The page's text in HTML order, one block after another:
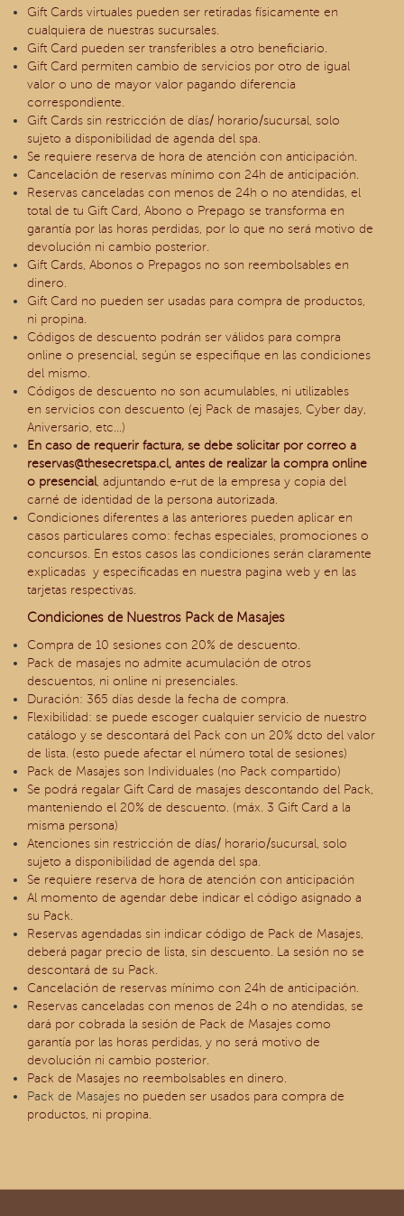
Gift Cards virtuales pueden ser retiradas físicamente en
cualquiera de nuestras sucursales.
Gift Card pueden ser transferibles a otro beneficiario.
Gift Card permiten cambio de servicios por otro de igual
valor o uno de mayor valor pagando diferencia
correspondiente.
Gift Cards sin restricción de días/ horario/sucursal, solo
sujeto a disponibilidad de agenda del spa.
Se requiere reserva de hora de atención con anticipación.
Cancelación de reservas mínimo con 24h de anticipación.
Reservas canceladas con menos de 24h o no atendidas, el
total de tu Gift Card, Abono o Prepago se transforma en
garantía por las horas perdidas, por lo que no será motivo de
devolución ni cambio posterior.
Gift Cards, Abonos o Prepagos no son reembolsables en
dinero.
Gift Card no pueden ser usadas para compra de productos,
ni propina.
Códigos de descuento podrán ser válidos para compra
online o presencial, según se especifique en las condiciones
del mismo.
Códigos de descuento no son acumulables, ni utilizables
en servicios con descuento (ej Pack de masajes, Cyber day,
Aniversario, etc…)
En caso de requerir factura, se debe solicitar por correo a
reservas@thesecretspa.cl, antes de realizar la compra online
o presencial, adjuntando e-rut de la empresa y copia del
carné de identidad de la persona autorizada.
Condiciones diferentes a las anteriores pueden aplicar en
casos particulares como: fechas especiales, promociones o
concursos. En estos casos las condiciones serán claramente
explicadas y especificadas en nuestra pagina web y en las
tarjetas respectivas.
Condiciones de Nuestros Pack de Masajes
Compra de 10 sesiones con 20% de descuento.
Pack de masajes no admite acumulación de otros
descuentos, ni online ni presenciales.
Duración: 365 días desde la fecha de compra.
Flexibilidad: se puede escoger cualquier servicio de nuestro
catálogo y se descontará del Pack con un 20% dcto del valor
de lista. (esto puede afectar el número total de sesiones)
Pack de Masajes son Individuales (no Pack compartido)
Se podrá regalar Gift Card de masajes descontando del Pack,
manteniendo el 20% de descuento. (máx. 3 Gift Card a la
misma persona)
Atenciones sin restricción de días/ horario/sucursal, solo
sujeto a disponibilidad de agenda del spa.
Se requiere reserva de hora de atención con anticipación
Al momento de agendar debe indicar el código asignado a
su Pack.
Reservas agendadas sin indicar código de Pack de Masajes,
deberá pagar precio de lista, sin descuento. La sesión no se
descontará de su Pack.
Cancelación de reservas mínimo con 24h de anticipación.
Reservas canceladas con menos de 24h o no atendidas, se
dará por cobrada la sesión de Pack de Masajes como
garantía por las horas perdidas, y no será motivo de
devolución ni cambio posterior.
Pack de Masajes no reembolsables en dinero.
Pack de Masajes no pueden ser usados para compra de
productos, ni propina.